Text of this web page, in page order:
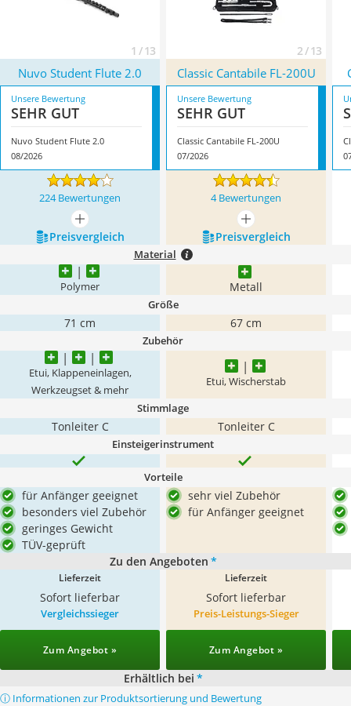
1 / 13 2 / 13
Nuvo Student Flute 2.0 Classic Cantabile FL-200U
Unsere Bewertung
SEHR GUT
Nuvo Student Flute 2.0
08/2026
Unsere Bewertung
SEHR GUT
Classic Cantabile FL-200U
07/2026
224 Bewertungen 4 Bewertungen
mehr anzeigen
mehr anzeigen
Preis­vergleich
Preis­vergleich
Material
Polymer Metall
Größe
71 cm 67 cm
Zubehör
Etui, Klappeneinlagen,
Werkzeugset & mehr
Etui, Wischerstab
Stimmlage
Tonleiter C Tonleiter C
Einsteigerinstrument
Vorteile
für Anfänger geeignet
besonders viel Zubehör
geringes Gewicht
TÜV-geprüft
sehr viel Zubehör
für Anfänger geeignet
Zu den Angeboten *
Lieferzeit
Sofort lieferbar
Lieferzeit
Sofort lieferbar
Vergleichssieger
Zum Angebot »
Preis-Leistungs-Sieger
Zum Angebot »
Erhältlich bei *
ⓘ Informationen zur Produktsortierung und Bewertung